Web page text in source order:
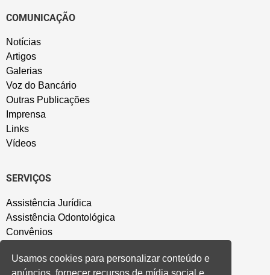
COMUNICAÇÃO
Notícias
Artigos
Galerias
Voz do Bancário
Outras Publicações
Imprensa
Links
Vídeos
SERVIÇOS
Assistência Jurídica
Assistência Odontológica
Convênios
Salão de Festa
Usamos cookies para personalizar conteúdo e
anúncios, fornecer recursos de mídia social e